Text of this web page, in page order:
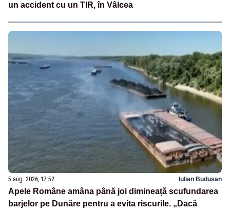
un accident cu un TIR, în Vâlcea
5 aug. 2026, 17:52 Iulian Budusan
Apele Române amâna până joi dimineață scufundarea
barjelor pe Dunăre pentru a evita riscurile. „Dacă